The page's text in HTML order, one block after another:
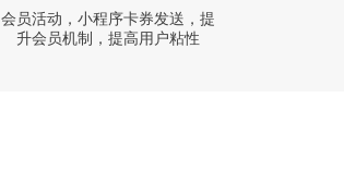
会员活动，小程序卡券发送，提
升会员机制，提高用户粘性